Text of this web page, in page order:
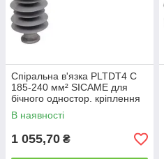
Спіральна в'язка PLTDT4 C
185-240 мм² SICAME для
бічного одностор. кріплення
проводу до ізоляторів
PSI...RD, спіральне кріплення
В наявності
1 055,70 ₴